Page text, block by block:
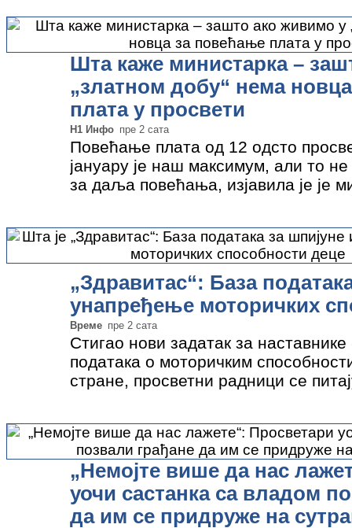
Шта каже министарка –
„златном добу“ нема
плата у просвети
Н1 Инфо пре 2 сата
Повећање плата од 12 одсто
јануару је наш максимум, али то
за даља повећања, изјавила је је
„Здравитас“: База
унапређење моторичких
Време пре 2 сата
Стигао нови задатак за
података о моторичким
стране, просветни радници се
„Немојте више да нас
уочи састанка са владом
да им се придруже на